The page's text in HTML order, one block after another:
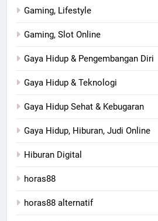
Gaming, Lifestyle
Gaming, Slot Online
Gaya Hidup & Pengembangan Diri
Gaya Hidup & Teknologi
Gaya Hidup Sehat & Kebugaran
Gaya Hidup, Hiburan, Judi Online
Hiburan Digital
horas88
horas88 alternatif